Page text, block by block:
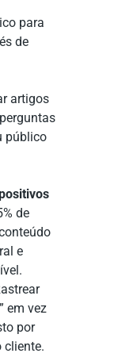
para
de
artigos
público
de
e
em vez
por
cliente.